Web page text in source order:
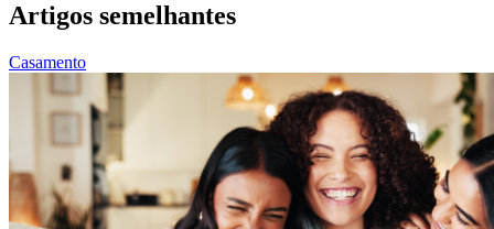
Artigos semelhantes
Casamento